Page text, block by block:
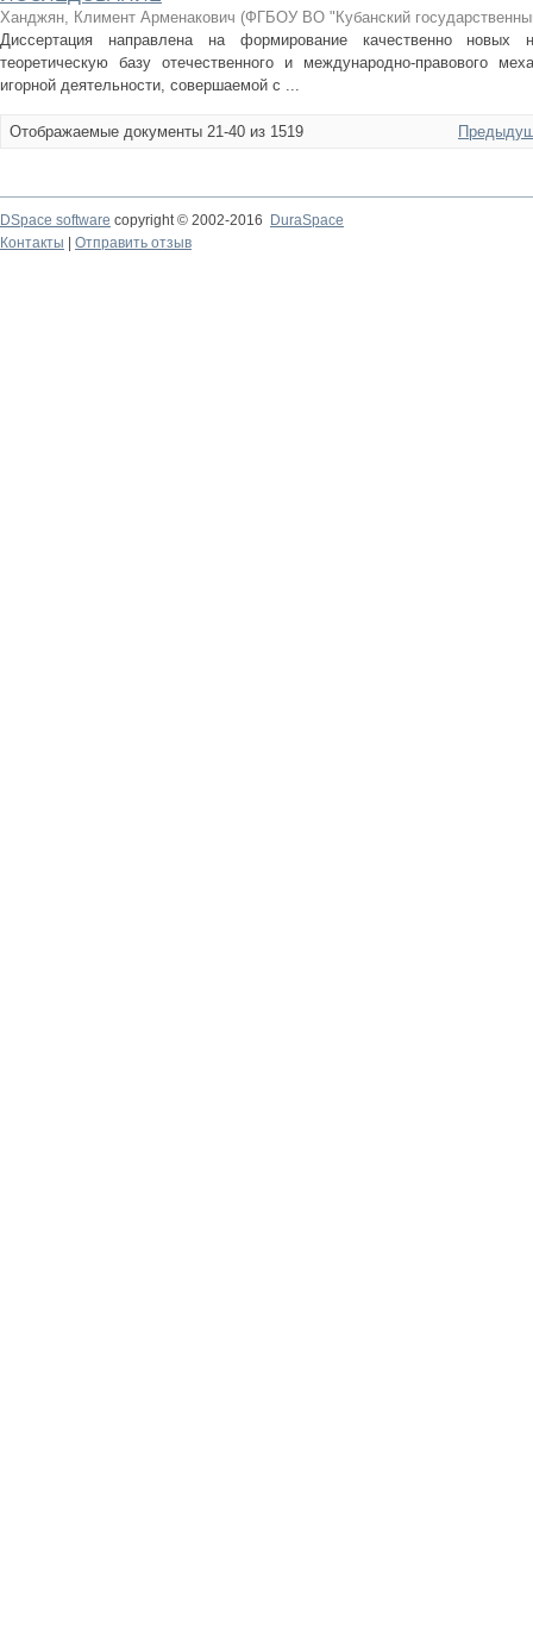
Ханджян, Климент Арменакович (ФГБОУ ВО "Кубанский
Диссертация направлена на формирование качественно новых
теоретическую базу отечественного и международно-правового
игорной деятельности, совершаемой с ...
Отображаемые документы 21-40 из 1519
DSpace software copyright © 2002-2016
DuraSpace
Контакты
Отправить отзыв